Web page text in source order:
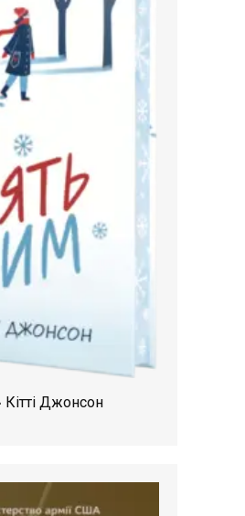
Кітті Джонсон